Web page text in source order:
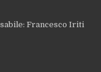
Francesco Iriti